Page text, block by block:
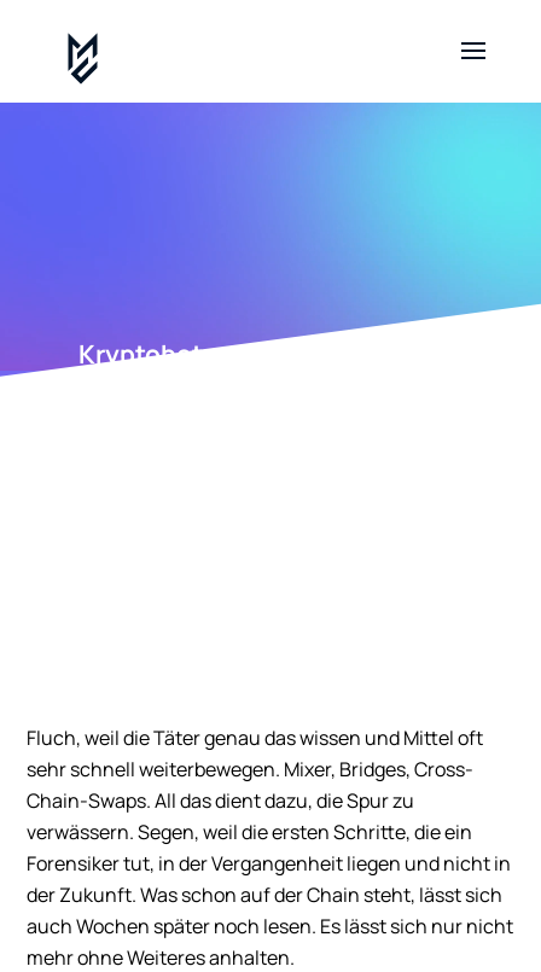
Kryptobetrug Geld zurückholen
Fluch, weil die Täter genau das wissen und Mittel oft
sehr schnell weiterbewegen. Mixer, Bridges, Cross-
Chain-Swaps. All das dient dazu, die Spur zu
verwässern. Segen, weil die ersten Schritte, die ein
Forensiker tut, in der Vergangenheit liegen und nicht in
der Zukunft. Was schon auf der Chain steht, lässt sich
auch Wochen später noch lesen. Es lässt sich nur nicht
mehr ohne Weiteres anhalten.